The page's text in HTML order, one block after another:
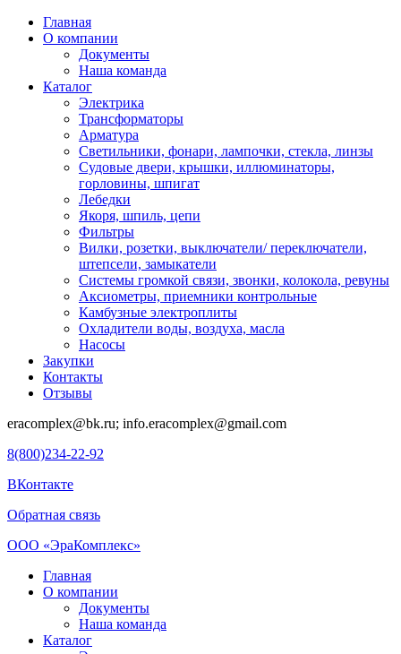
Главная
О компании
Документы
Наша команда
Каталог
Электрика
Трансформаторы
Арматура
Светильники, фонари, лампочки, стекла, линзы
Судовыe двери, крышки, иллюминаторы,
горловины, шпигат
Лебедки
Якоря, шпиль, цепи
Фильтры
Вилки, розетки, выключатели/ переключатели,
штепсели, замыкатели
Системы громкой связи, звонки, колокола, ревуны
Аксиометры, приемники контрольные
Камбузные электроплиты
Охладители воды, воздуха, масла
Насосы
Закупки
Контакты
Отзывы
eracomplex@bk.ru; info.eracomplex@gmail.com
8(800)234-22-92
ВКонтакте
Обратная связь
ООО «ЭраКомплекс»
Главная
О компании
Документы
Наша команда
Каталог